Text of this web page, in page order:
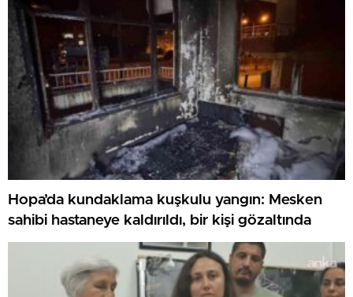
Hopa’da kundaklama kuşkulu yangın: Mesken
sahibi hastaneye kaldırıldı, bir kişi gözaltında